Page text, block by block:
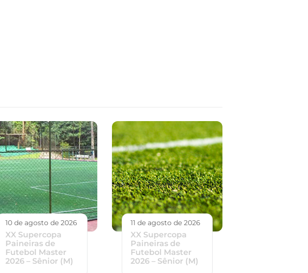
10 de agosto de 2026
XX Supercopa
Paineiras de
Futebol Master
2026 – Sênior (M)
11 de agosto de 2026
XX Supercopa
Paineiras de
Futebol Master
2026 – Sênior (M)